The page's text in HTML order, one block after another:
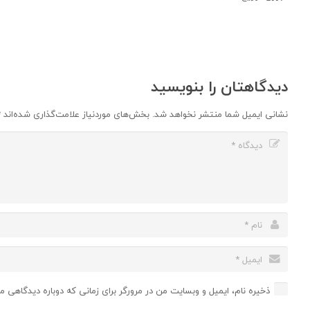
دیدگاهتان را بنویسید
نشانی ایمیل شما منتشر نخواهد شد. بخش‌های موردنیاز علامت‌گذاری شده‌اند
ذخیره نام، ایمیل و وبسایت من در مرورگر برای زمانی که دوباره